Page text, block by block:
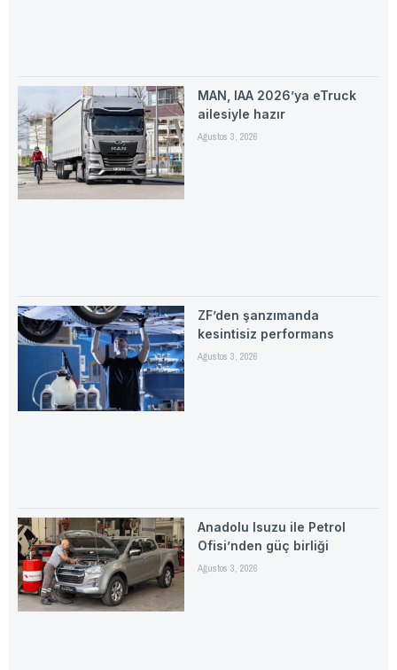
MAN, IAA 2026’ya eTruck
ailesiyle hazır
Ağustos 3, 2026
ZF’den şanzımanda
kesintisiz performans
Ağustos 3, 2026
Anadolu Isuzu ile Petrol
Ofisi’nden güç birliği
Ağustos 3, 2026